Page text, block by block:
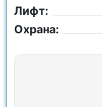
Лифт:
Охрана: